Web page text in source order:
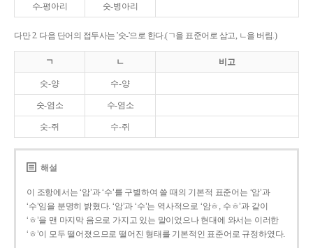
수-평아리 숫-병아리
다만 2. 다음 단어의 접두사는 '숫-'으로 한다.(ㄱ을 표준어로 삼고, ㄴ을 버림.)
ㄱ ㄴ 비고
숫-양 수-양
숫-염소 수-염소
숫-쥐 수-쥐
해설
이 조항에서는 ‘암’과 ‘수’를 구별하여 쓸 때의 기본적 표준어는 ‘암’과
‘수’임을 분명히 밝혔다. ‘암’과 ‘수’는 역사적으로 ‘암ㅎ, 수ㅎ’과 같이
‘ㅎ’을 맨 마지막 음으로 가지고 있는 말이었으나 현대에 와서는 이러한
‘ㅎ’이 모두 떨어졌으므로 떨어진 형태를 기본적인 표준어로 규정하였다.